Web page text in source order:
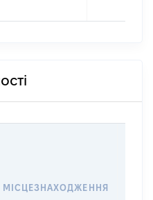
МІСЦЕЗНАХОДЖЕННЯ